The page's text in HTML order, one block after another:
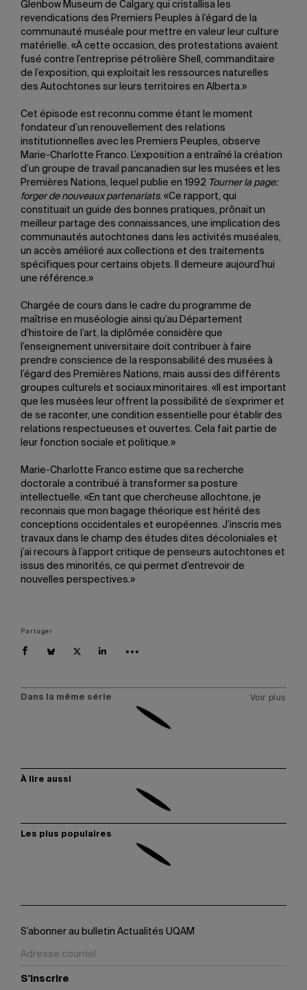
Glenbow Museum de Calgary, qui cristallisa les
revendications des Premiers Peuples à l’égard de la
communauté muséale pour mettre en valeur leur culture
matérielle. «À cette occasion, des protestations avaient
fusé contre l’entreprise pétrolière Shell, commanditaire
de l’exposition, qui exploitait les ressources naturelles
des Autochtones sur leurs territoires en Alberta.»
Cet épisode est reconnu comme étant le moment
fondateur d’un renouvellement des relations
institutionnelles avec les Premiers Peuples, observe
Marie-Charlotte Franco. L’exposition a entraîné la création
d’un groupe de travail pancanadien sur les musées et les
Premières Nations, lequel publie en 1992 Tourner la page:
forger de nouveaux partenariats. «Ce rapport, qui
constituait un guide des bonnes pratiques, prônait un
meilleur partage des connaissances, une implication des
communautés autochtones dans les activités muséales,
un accès amélioré aux collections et des traitements
spécifiques pour certains objets. Il demeure aujourd’hui
une référence.»
Chargée de cours dans le cadre du programme de
maîtrise en muséologie ainsi qu’au Département
d’histoire de l’art, la diplômée considère que
l’enseignement universitaire doit contribuer à faire
prendre conscience de la responsabilité des musées à
l’égard des Premières Nations, mais aussi des différents
groupes culturels et sociaux minoritaires. «Il est important
que les musées leur offrent la possibilité de s’exprimer et
de se raconter, une condition essentielle pour établir des
relations respectueuses et ouvertes. Cela fait partie de
leur fonction sociale et politique.»
Marie-Charlotte Franco estime que sa recherche
doctorale a contribué à transformer sa posture
intellectuelle. «En tant que chercheuse allochtone, je
reconnais que mon bagage théorique est hérité des
conceptions occidentales et européennes. J’inscris mes
travaux dans le champ des études dites décoloniales et
j’ai recours à l’apport critique de penseurs autochtones et
issus des minorités, ce qui permet d’entrevoir de
nouvelles perspectives.»
Partager
Dans la même série Voir plus
À lire aussi
Les plus populaires
S’abonner au bulletin Actualités UQAM
S'inscrire